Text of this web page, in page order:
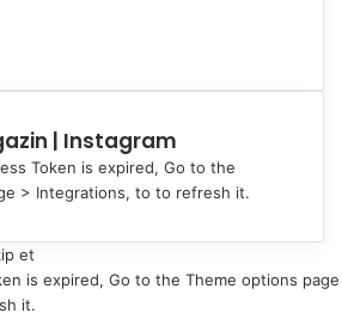
| Instagram
Token is expired, Go to the
> Integrations, to to refresh it.
et
is expired, Go to the Theme options page
it.